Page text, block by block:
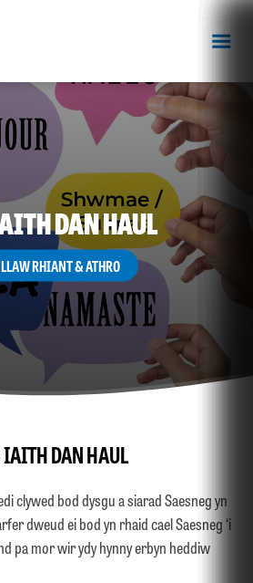
DAN HAUL
RHIANT & ATHRO
IAITH DAN HAUL
clywed bod dysgu a siarad Saesneg yn
dweud ei bod yn rhaid cael Saesneg ‘i
pa mor wir ydy hynny erbyn heddiw